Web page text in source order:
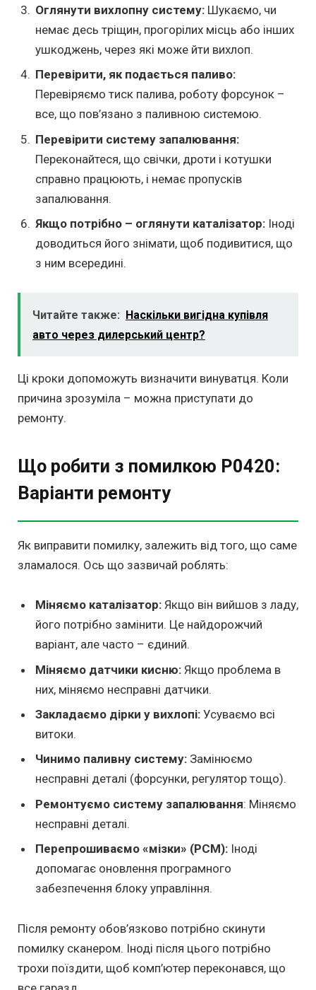
Оглянути вихлопну систему: Шукаємо, чи
немає десь тріщин, прогорілих місць або інших
ушкоджень, через які може йти вихлоп.
Перевірити, як подається паливо:
Перевіряємо тиск палива, роботу форсунок –
все, що пов’язано з паливною системою.
Перевірити систему запалювання:
Переконайтеся, що свічки, дроти і котушки
справно працюють, і немає пропусків
запалювання.
Якщо потрібно – оглянути каталізатор: Іноді
доводиться його знімати, щоб подивитися, що
з ним всередині.
Читайте также:
Наскільки вигідна купівля
авто через дилерський центр?
Ці кроки допоможуть визначити винуватця. Коли
причина зрозуміла – можна приступати до
ремонту.
Що робити з помилкою P0420:
Варіанти ремонту
Як виправити помилку, залежить від того, що саме
зламалося. Ось що зазвичай роблять:
Міняємо каталізатор: Якщо він вийшов з ладу,
його потрібно замінити. Це найдорожчий
варіант, але часто – єдиний.
Міняємо датчики кисню: Якщо проблема в
них, міняємо несправні датчики.
Закладаємо дірки у вихлопі: Усуваємо всі
витоки.
Чинимо паливну систему: Замінюємо
несправні деталі (форсунки, регулятор тощо).
Ремонтуємо систему запалювання: Міняємо
несправні деталі.
Перепрошиваємо «мізки» (PCM): Іноді
допомагає оновлення програмного
забезпечення блоку управління.
Після ремонту обов’язково потрібно скинути
помилку сканером. Іноді після цього потрібно
трохи поїздити, щоб комп’ютер переконався, що